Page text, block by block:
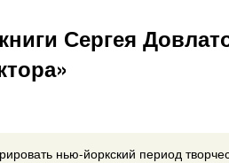
Сергея
нью-йоркский период